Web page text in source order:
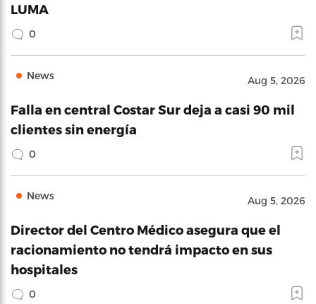
LUMA
0
News Aug 5, 2026
Falla en central Costar Sur deja a casi 90 mil
clientes sin energía
0
News Aug 5, 2026
Director del Centro Médico asegura que el
racionamiento no tendrá impacto en sus
hospitales
0